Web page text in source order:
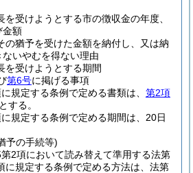
を受けようとする市の徴収金の年度、
金額
の猶予を受けた金額を納付し、又は納
ないやむを得ない理由
を受けようとする期間
第6号に掲げる事項
規定する条例で定める書類は、 第2項
する。
規定する条例で定める期間は、20日
予の手続等)
2項において読み替えて準用する法第
に規定する条例で定める方法は、法第